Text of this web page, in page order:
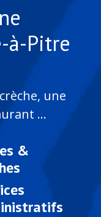
à-Pitre
une
...
&